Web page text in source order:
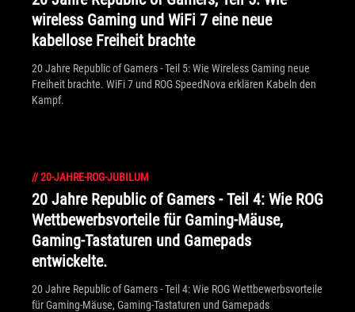
wireless Gaming und WiFi 7 eine neue
kabellose Freiheit brachte
20 Jahre Republic of Gamers - Teil 5: Wie Wireless Gaming neue
Freiheit brachte. WiFi 7 und ROG SpeedNova erklären Kabeln den
Kampf.
//20-JAHRE-ROG-JUBILUM
20 Jahre Republic of Gamers - Teil 4: Wie ROG
Wettbewerbsvorteile für Gaming-Mäuse,
Gaming-Tastaturen und Gamepads
entwickelte.
20 Jahre Republic of Gamers - Teil 4: Wie ROG Wettbewerbsvorteile
für Gaming-Mäuse, Gaming-Tastaturen und Gamepads